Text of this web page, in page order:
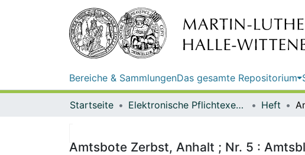
Bereiche & SammlungenDas gesamte Repositorium
Startseite Elektronische Pflichtexemplare Heft
Amtsbote Zerbst, Anhalt ; Nr. 5 :